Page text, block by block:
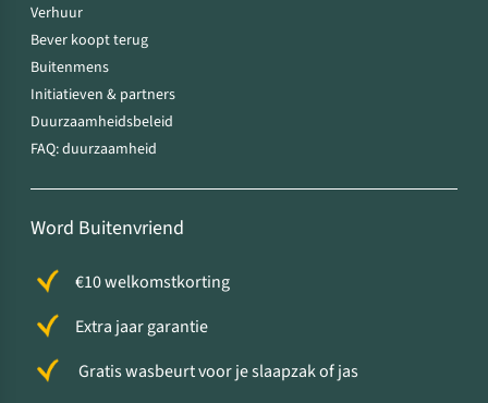
Verhuur
Bever koopt terug
Buitenmens
Initiatieven & partners
Duurzaamheidsbeleid
FAQ: duurzaamheid
Word Buitenvriend
€10 welkomstkorting
Extra jaar garantie
Gratis wasbeurt voor je slaapzak of jas